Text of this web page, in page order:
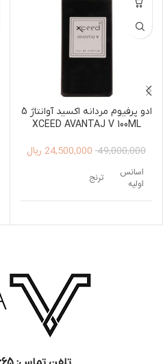
ادو پرفیوم مردانه اکسید آوانتاژ 5
XCEED AVANTAJ V 100ML
49,000,000
24,500,000 ریال
اسانس
اولیه
ترنج
اسانس
بادیان ختایی ، فلفل
وانیل ، آمبروکسان